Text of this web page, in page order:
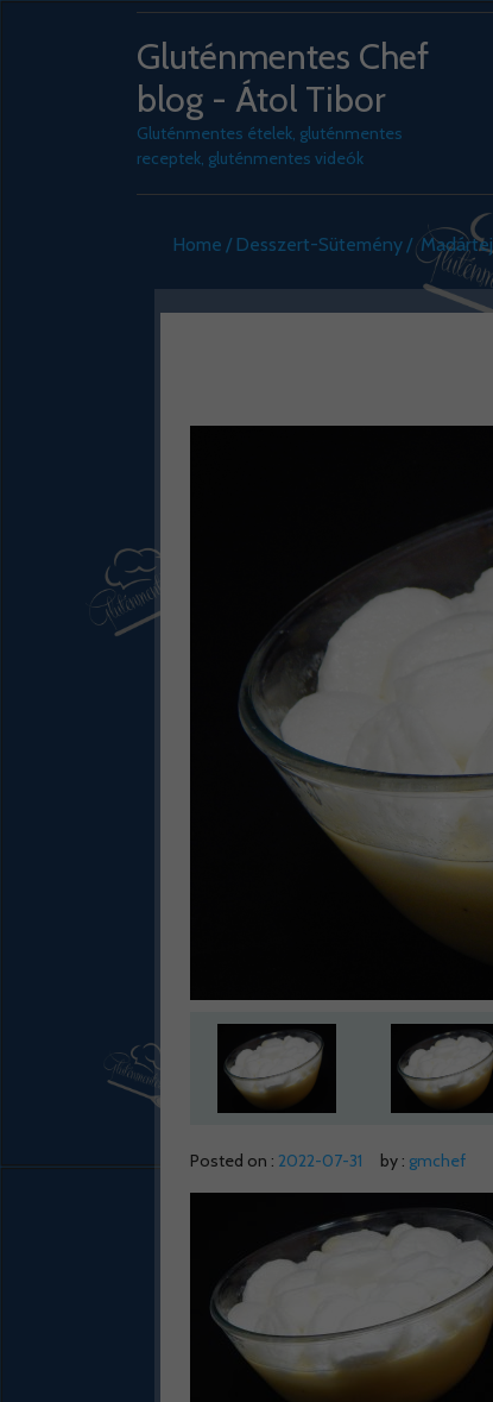
Gluténmentes Chef
blog - Átol Tibor
Gluténmentes ételek, gluténmentes
receptek, gluténmentes videók
Home Desszert-Sütemény Madártej
Posted on : 2022-07-31 by : gmchef